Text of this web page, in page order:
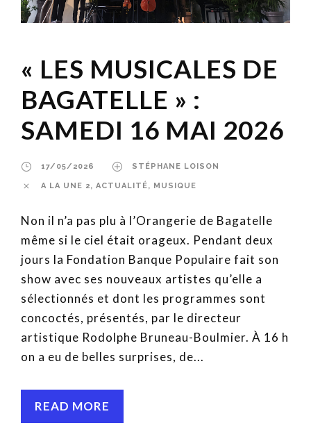
« LES MUSICALES DE
BAGATELLE » :
SAMEDI 16 MAI 2026
17/05/2026 STÉPHANE LOISON
A LA UNE 2, ACTUALITÉ, MUSIQUE
Non il n’a pas plu à l’Orangerie de Bagatelle
même si le ciel était orageux. Pendant deux
jours la Fondation Banque Populaire fait son
show avec ses nouveaux artistes qu’elle a
sélectionnés et dont les programmes sont
concoctés, présentés, par le directeur
artistique Rodolphe Bruneau-Boulmier. À 16 h
on a eu de belles surprises, de...
READ MORE